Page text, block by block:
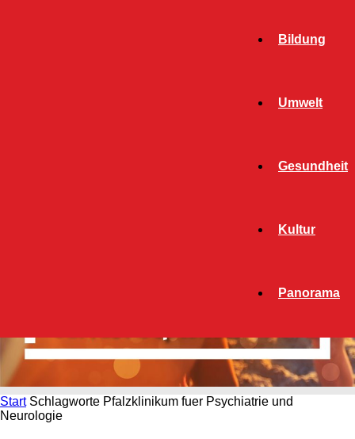
Bildung
Umwelt
Gesundheit
Kultur
Panorama
Start Schlagworte Pfalzklinikum fuer Psychiatrie und
Neurologie